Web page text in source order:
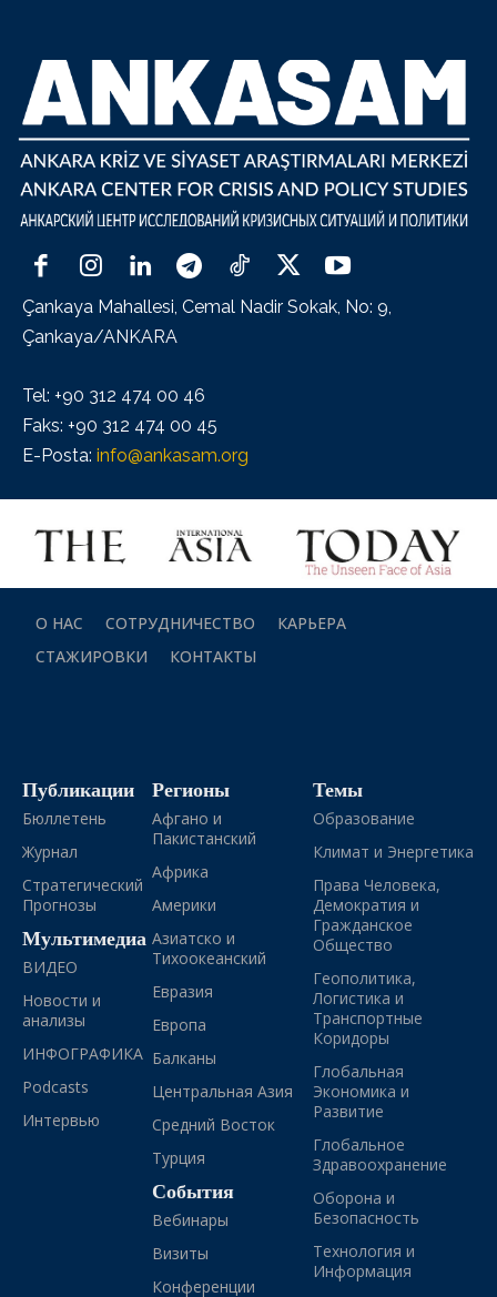
Çankaya Mahallesi, Cemal Nadir Sokak, No: 9,
Çankaya/ANKARA
Tel: +90 312 474 00 46
Faks: +90 312 474 00 45
E-Posta: info@ankasam.org
О НАС СОТРУДНИЧЕСТВО
КАРЬЕРА
СТАЖИРОВКИ
КОНТАКТЫ
Публикации
Бюллетень
Журнал
Стратегический
Прогнозы
Мультимедиа
ВИДЕО
Новости и
анализы
ИНФОГРАФИКА
Podcasts
Интервью
Регионы
Афгано и
Пакистанский
Африка
Америки
Азиатско и
Тихоокеанский
Евразия
Европа
Балканы
Центральная Азия
Средний Восток
Турция
События
Вебинары
Визиты
Конференции
Темы
Образование
Климат и Энергетика
Права Человека,
Демократия и
Гражданское
Общество
Геополитика,
Логистика и
Транспортные
Коридоры
Глобальная
Экономика и
Развитие
Глобальное
Здравоохранение
Оборона и
Безопасность
Технология и
Информация